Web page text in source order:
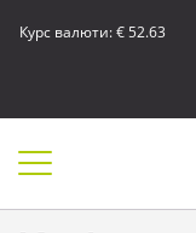
Курс валюти: € 52.63